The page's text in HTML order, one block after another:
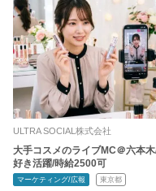
ULTRA SOCIAL株式会社
大手コスメのライブMC＠六本
好き活躍/時給2500可
マーケティング/広報 東京都